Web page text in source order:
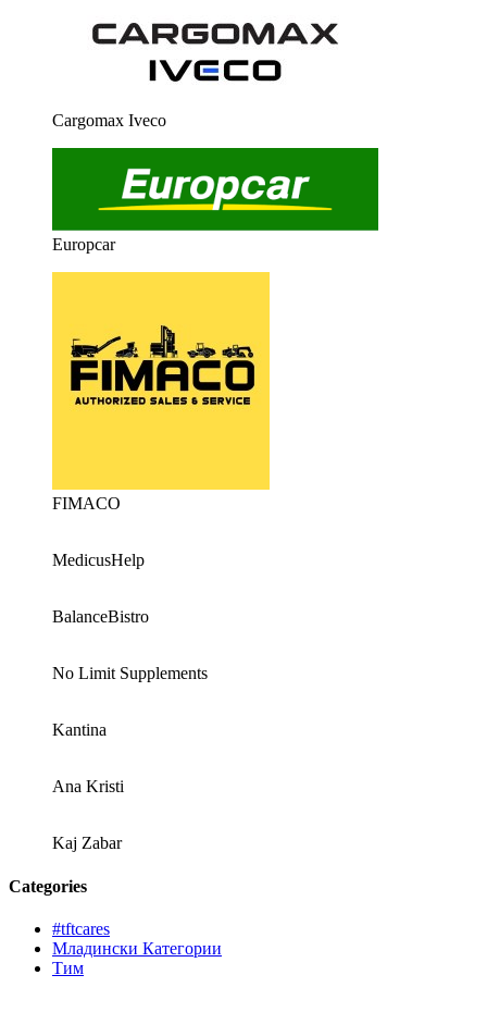
Cargomax Iveco
Europcar
FIMACO
MedicusHelp
BalanceBistro
No Limit Supplements
Kantina
Ana Kristi
Kaj Zabar
Categories
#tftcares
Младински Категории
Тим